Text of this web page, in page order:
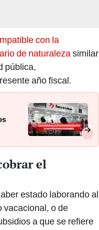
con la
de naturalezasimilar
pública,
año fiscal.
el
estado laborando al
vacacional, o de
a que se refiere